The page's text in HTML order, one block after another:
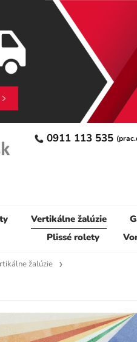
0911 113 535
Vertikálne žalúzie
Plissé rolety
žalúzie